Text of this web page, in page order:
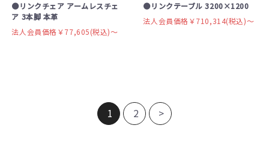
●リンクチェア アームレスチェ
ア 3本脚 本革
法人会員価格￥77,605(税込)〜
●リンクテーブル 3200×1200
法人会員価格￥710,314(税込)〜
1 2 >